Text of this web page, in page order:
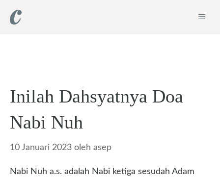
Inilah Dahsyatnya Doa
Nabi Nuh
10 Januari 2023 oleh asep
Nabi Nuh a.s. adalah Nabi ketiga sesudah Adam